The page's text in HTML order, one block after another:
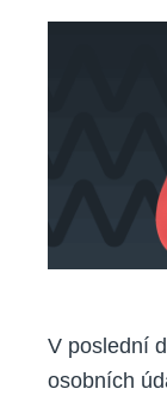
V poslední
osobních